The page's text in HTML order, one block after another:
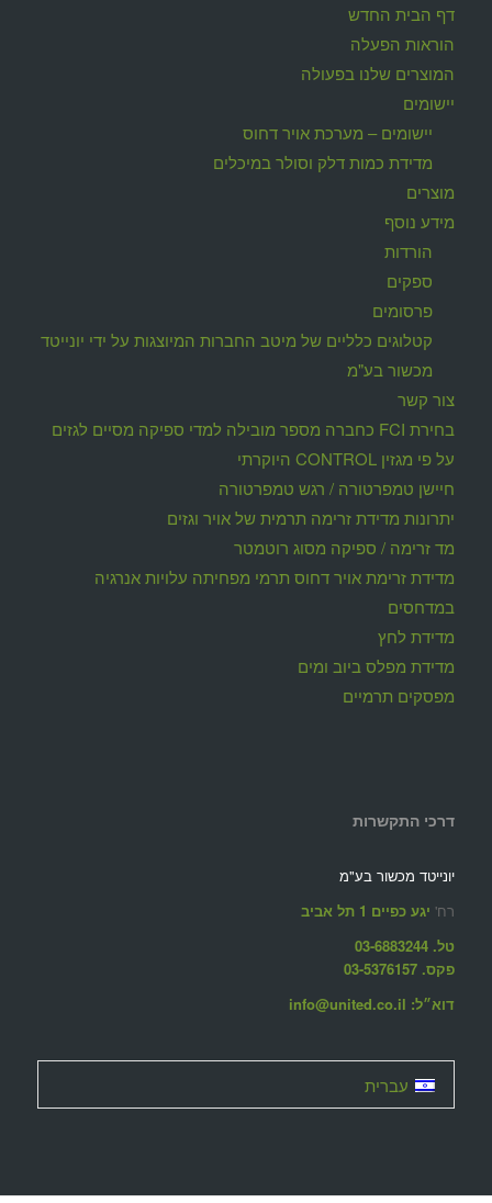
דף הבית החדש
הוראות הפעלה
המוצרים שלנו בפעולה
יישומים
יישומים – מערכת אויר דחוס
מדידת כמות דלק וסולר במיכלים
מוצרים
מידע נוסף
הורדות
ספקים
פרסומים
קטלוגים כלליים של מיטב החברות המיוצגות על ידי יונייטד
מכשור בע"מ
צור קשר
בחירת FCI כחברה מספר מובילה למדי ספיקה מסיים לגזים
על פי מגזין CONTROL היוקרתי
חיישן טמפרטורה / רגש טמפרטורה
יתרונות מדידת זרימה תרמית של אויר וגזים
מד זרימה / ספיקה מסוג רוטמטר
מדידת זרימת אויר דחוס תרמי מפחיתה עלויות אנרגיה
במדחסים
מדידת לחץ
מדידת מפלס ביוב ומים
מפסקים תרמיים
דרכי התקשרות
יונייטד מכשור בע"מ
רח' יגע כפיים 1 תל אביב
טל. 03-6883244
פקס. 03-5376157
דוא״ל: info@united.co.il
עברית